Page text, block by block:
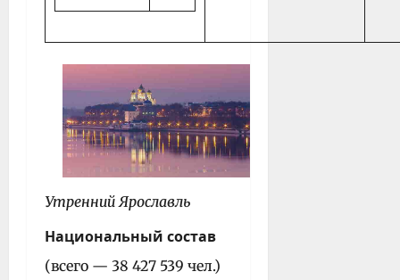
Утренний Ярославль
Национальный состав
(всего — 38 427 539 чел.)